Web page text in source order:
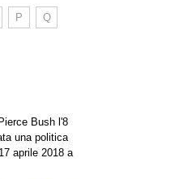
P Q
Bush l'8
una politica
aprile 2018 a